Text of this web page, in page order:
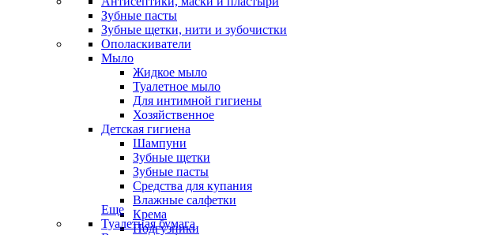
Зубные пасты
Зубные щетки, нити и зубочистки
Ополаскиватели
Мыло
Жидкое мыло
Туалетное мыло
Для интимной гигиены
Хозяйственное
Детская гигиена
Шампуни
Зубные щетки
Зубные пасты
Средства для купания
Влажные салфетки
Крема
Подгузники
Еще
Туалетная бумага